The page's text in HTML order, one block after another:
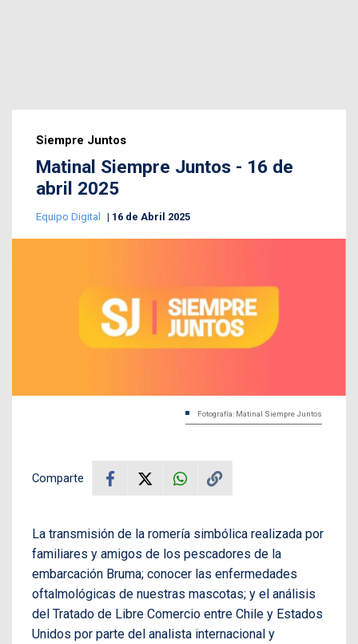
Siempre Juntos
Matinal Siempre Juntos - 16 de
abril 2025
Equipo Digital 16 de Abril 2025
Fotografía: Matinal Siempre Juntos
Comparte
La transmisión de la romería simbólica realizada por
familiares y amigos de los pescadores de la
embarcación Bruma; conocer las enfermedades
oftalmológicas de nuestras mascotas; y el análisis
del Tratado de Libre Comercio entre Chile y Estados
Unidos por parte del analista internacional y